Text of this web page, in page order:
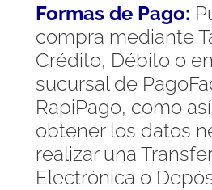
Formas de Pago:
compra mediante
Crédito, Débito o
sucursal de
RapiPago, como
obtener los datos
realizar una
Electrónica o